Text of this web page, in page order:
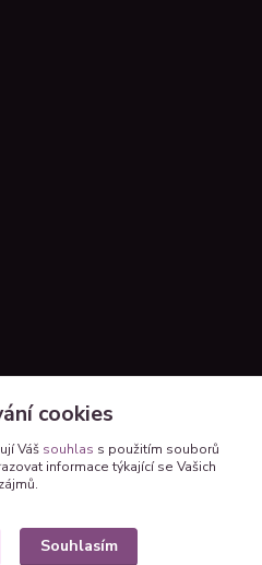
cookies.
cookies
Váš souhlas s použitím souborů
informace týkající se Vašich
zájmů.
Souhlasím